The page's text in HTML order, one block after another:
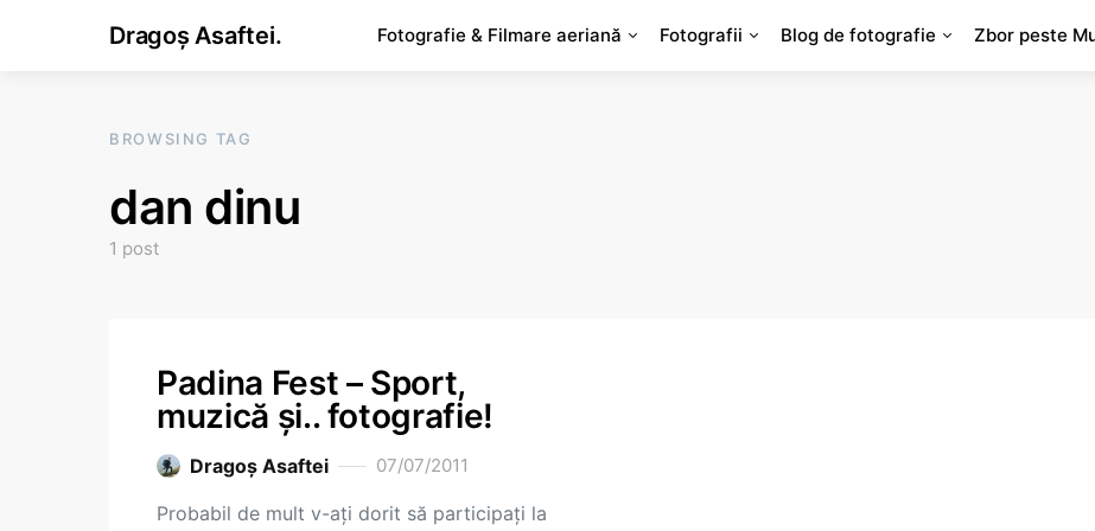
Dragoș Asaftei. Fotografie & Filmare aeriană Fotografii Blog de fotografie Zbor peste
BROWSING TAG
dan dinu
1 post
Padina Fest – Sport,
muzică și.. fotografie!
Dragoş Asaftei 07/07/2011
Probabil de mult v-ați dorit să participați la